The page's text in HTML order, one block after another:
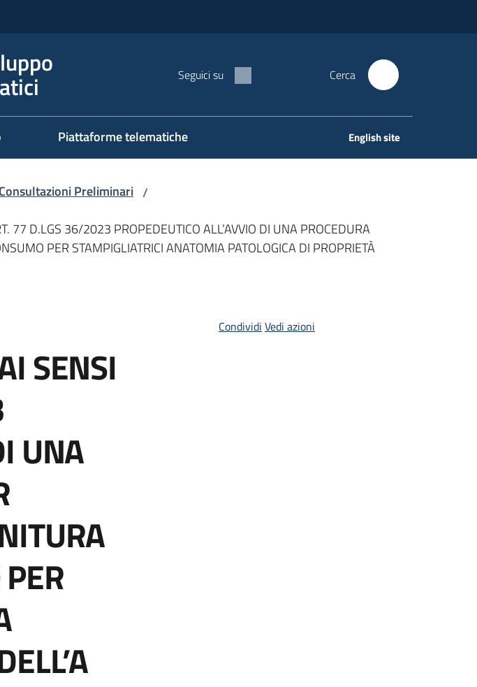
Seguici su Cerca
Piattaforme telematiche English site
Preliminari /
77 D.LGS 36/2023 PROPEDEUTICO ALL’AVVIO DI UNA PROCEDURA
PER STAMPIGLIATRICI ANATOMIA PATOLOGICA DI PROPRIETÀ
SENSI
UNA
Condividi Vedi azioni